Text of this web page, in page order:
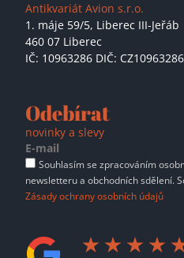
Antikvariát Avion s.r.o.
1. máje 59/5, Liberec III-Jeřáb
460 07 Liberec
IČ: 10963286 DIČ: CZ10963286
Odebírat
novinky a slevy
Souhlasím se zpracováním
newsletteru a obchodních sdělení.
Zásady ochrany osobních údajů